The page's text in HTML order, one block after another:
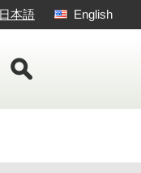
English
日本語